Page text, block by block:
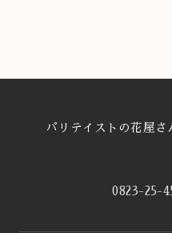
パリテイストの花屋
0823-25-